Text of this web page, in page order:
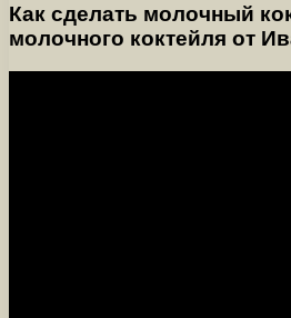
Как сделать молочный
молочного коктейля от